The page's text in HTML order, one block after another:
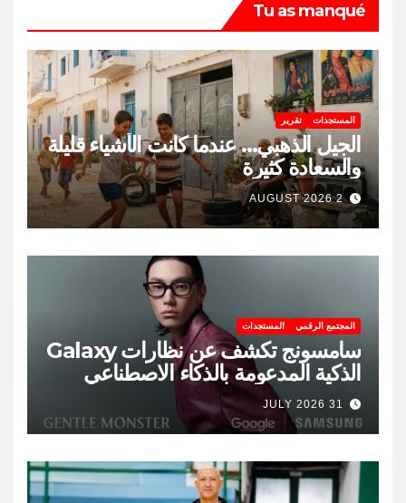
Tu as manqué
المستجدات تقرير
الجيل الذهبي… عندما كانت الأشياء قليلة
والسعادة كثيرة
2 AUGUST 2026
المجتمع الرقمي المستجدات
سامسونج تكشف عن نظارات Galaxy
الذكية المدعومة بالذكاء الاصطناعي
31 JULY 2026